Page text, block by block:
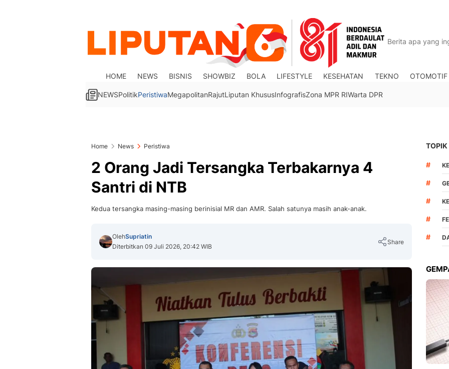
HOME NEWS BISNIS SHOWBIZ BOLA LIFESTYLE KESEHATAN TEKNO OTOMOTIF
NEWSPolitikPeristiwaMegapolitanRajutLiputan KhususInfografisZona MPR RIWarta DPR
Home News Peristiwa
2 Orang Jadi Tersangka Terbakarnya 4
Santri di NTB
Kedua tersangka masing-masing berinisial MR dan AMR. Salah satunya masih anak-anak.
OlehSupriatin
Diterbitkan 09 Juli 2026, 20:42 WIB
Share
Copy Link
TOPIK
#
#
#
#
#